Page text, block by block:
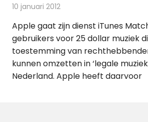
10 januari 2012
Apple gaat zijn dienst iTunes
gebruikers voor 25 dollar muziek
toestemming van
kunnen omzetten in ‘legale
Nederland. Apple heeft daarvoor